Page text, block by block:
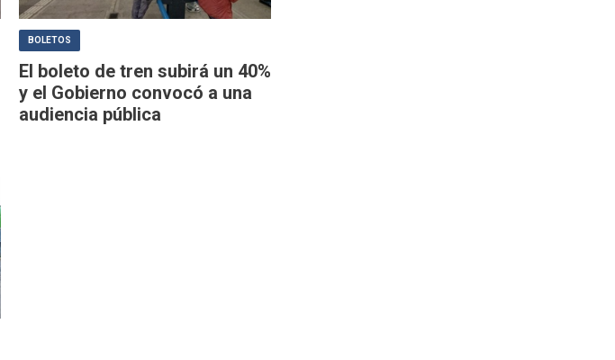
BOLETOS
El boleto de tren subirá un 40%
y el Gobierno convocó a una
audiencia pública